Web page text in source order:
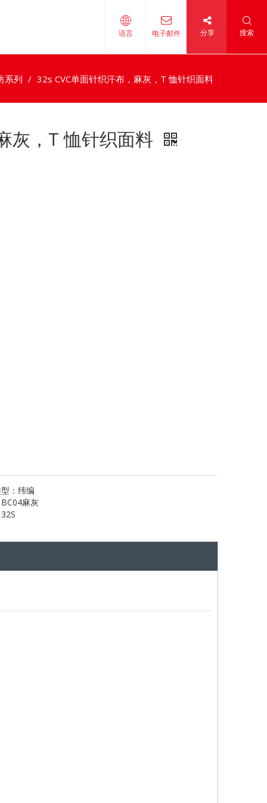
语言 电子邮件 分享 搜索
系列 / 32s CVC单面针织汗布，麻灰，T 恤针织面料
灰，T 恤针织面料
： 纬编
BC04麻灰
32S